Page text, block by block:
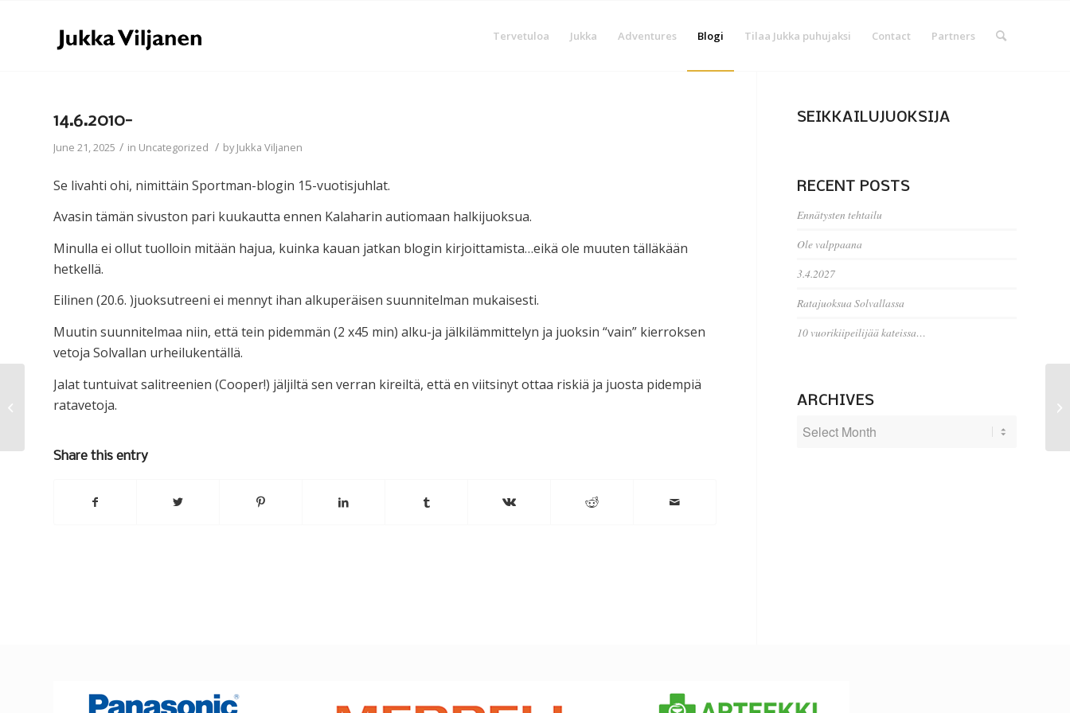
Tervetuloa Jukka Adventures Blogi Tilaa Jukka puhujaksi Contact Partners
14.6.2010-
June 21, 2025 / in Uncategorized / byJukka Viljanen
Se livahti ohi, nimittäin Sportman-blogin 15-vuotisjuhlat.
Avasin tämän sivuston pari kuukautta ennen Kalaharin autiomaan halkijuoksua.
Minulla ei ollut tuolloin mitään hajua, kuinka kauan jatkan blogin kirjoittamista…eikä ole muuten tälläkään
hetkellä.
Eilinen (20.6. )juoksutreeni ei mennyt ihan alkuperäisen suunnitelman mukaisesti.
Muutin suunnitelmaa niin, että tein pidemmän (2 x45 min) alku-ja jälkilämmittelyn ja juoksin “vain” kierroksen
vetoja Solvallan urheilukentällä.
Jalat tuntuivat salitreenien (Cooper!) jäljiltä sen verran kireiltä, että en viitsinyt ottaa riskiä ja juosta pidempiä
ratavetoja.
Share this entry
SEIKKAILUJUOKSIJA
RECENT POSTS
Ennätysten tehtailu
Ole valppaana
3.4.2027
Ratajuoksua Solvallassa
10 vuorikiipeilijää kateissa…
ARCHIVES
1.juoksutreeni pähkinänkuoressa